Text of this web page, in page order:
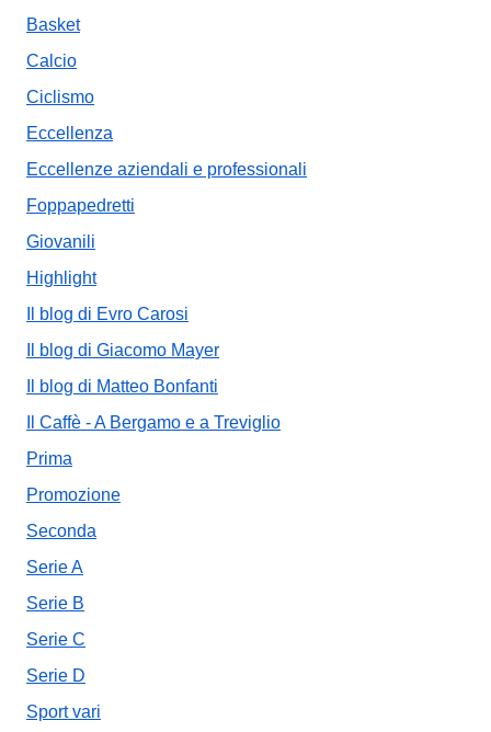
Basket
Calcio
Ciclismo
Eccellenza
Eccellenze aziendali e professionali
Foppapedretti
Giovanili
Highlight
Il blog di Evro Carosi
Il blog di Giacomo Mayer
Il blog di Matteo Bonfanti
Il Caffè - A Bergamo e a Treviglio
Prima
Promozione
Seconda
Serie A
Serie B
Serie C
Serie D
Sport vari